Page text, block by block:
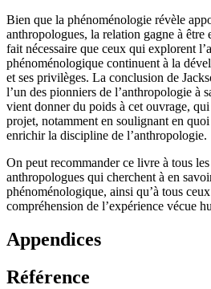
Bien que la phénoménologie révèle
anthropologues, la relation gagne à être
fait nécessaire que ceux qui explorent
phénoménologique continuent à la
et ses privilèges. La conclusion de
l’un des pionniers de l’anthropologie à
vient donner du poids à cet ouvrage,
projet, notamment en soulignant en
enrichir la discipline de l’anthropologie.
On peut recommander ce livre à tous
anthropologues qui cherchent à en
phénoménologique, ainsi qu’à tous
compréhension de l’expérience vécue
Appendices
Référence